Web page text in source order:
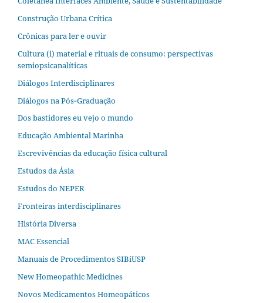
Construção Urbana Crítica
Crônicas para ler e ouvir
Cultura (i) material e rituais de consumo: perspectivas
semiopsicanalíticas
Diálogos Interdisciplinares
Diálogos na Pós‐Graduação
Dos bastidores eu vejo o mundo
Educação Ambiental Marinha
Escrevivências da educação física cultural
Estudos da Ásia​
Estudos do NEPER
Fronteiras interdisciplinares
História Diversa
MAC Essencial
Manuais de Procedimentos SIBiUSP
New Homeopathic Medicines
Novos Medicamentos Homeopáticos